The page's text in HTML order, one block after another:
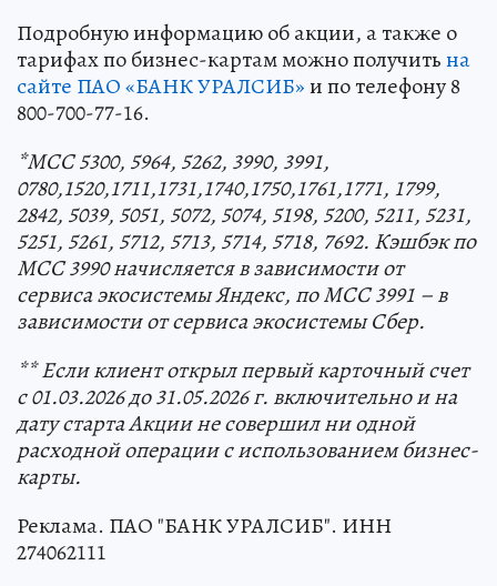
Подробную информацию об акции, а также о
тарифах по бизнес-картам можно получитьна
сайте ПАО «БАНК УРАЛСИБ»и по телефону 8
800-700-77-16.
*МСС 5300, 5964, 5262, 3990, 3991,
0780,1520,1711,1731,1740,1750,1761,1771, 1799,
2842, 5039, 5051, 5072, 5074, 5198, 5200, 5211, 5231,
5251, 5261, 5712, 5713, 5714, 5718, 7692. Кэшбэк по
МСС 3990 начисляется в зависимости от
сервиса экосистемы Яндекс, по МСС 3991 – в
зависимости от сервиса экосистемы Сбер.
**Если клиент открыл первый карточный счет
с 01.03.2026 до 31.05.2026 г. включительно и на
дату старта Акции не совершил ни одной
расходной операции с использованием бизнес-
карты.
Реклама. ПАО "БАНК УРАЛСИБ". ИНН
274062111